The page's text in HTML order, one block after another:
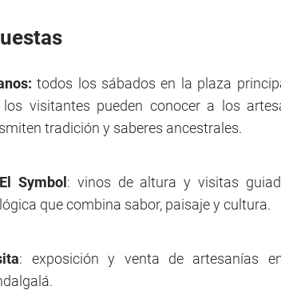
todos los sábados en la plaza
los visitantes pueden conocer a los
tradición y saberes ancestrales.
Symbol: vinos de altura y visitas
que combina sabor, paisaje y cultura.
: exposición y venta de artesanías